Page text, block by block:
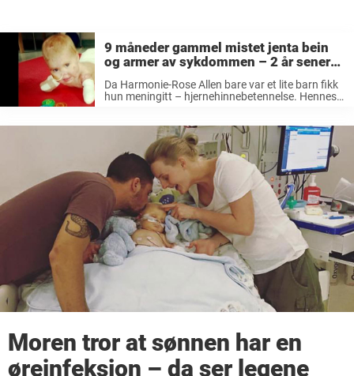
9 måneder gammel mistet jenta bein
og armer av sykdommen – 2 år senere
viser Harmonie hvor sterk hun er
Da Harmonie-Rose Allen bare var et lite barn fikk
hun meningitt – hjernehinnebetennelse. Hennes
jenta hadde tatt sine aller ...
Moren tror at sønnen har en
øreinfeksjon – da ser legene